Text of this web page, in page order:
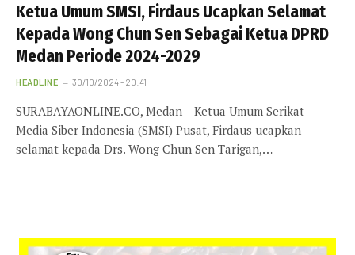
Ketua Umum SMSI, Firdaus Ucapkan Selamat
Kepada Wong Chun Sen Sebagai Ketua DPRD
Medan Periode 2024-2029
HEADLINE 30/10/2024 - 20:41
SURABAYAONLINE.CO, Medan – Ketua Umum Serikat
Media Siber Indonesia (SMSI) Pusat, Firdaus ucapkan
selamat kepada Drs. Wong Chun Sen Tarigan,…